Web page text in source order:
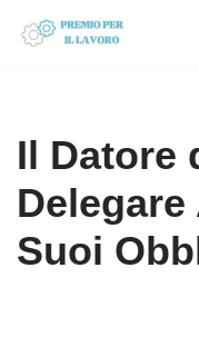
Il Datore
Suoi